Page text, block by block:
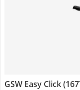
GSW Easy Click